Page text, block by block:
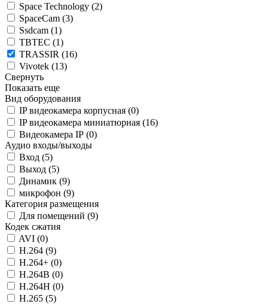
Space Technology (2)
SpaceCam (3)
Ssdcam (1)
TBTEC (1)
TRASSIR (16)
Vivotek (13)
Свернуть
Показать еще
Вид оборудования
IP видеокамера корпусная (0)
IP видеокамера миниатюрная (16)
Видеокамера IP (0)
Аудио входы/выходы
Вход (5)
Выход (5)
Динамик (9)
микрофон (9)
Категория размещения
Для помещений (9)
Кодек сжатия
AVI (0)
H.264 (9)
H.264+ (0)
H.264B (0)
H.264H (0)
H.265 (5)